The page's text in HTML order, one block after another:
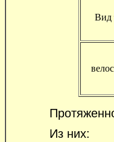
Вид
Из них: